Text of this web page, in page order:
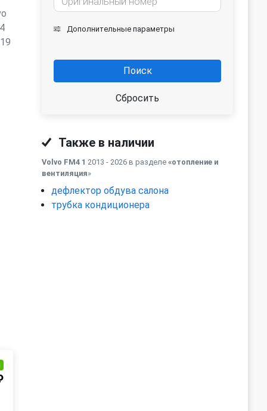
Дополнительные параметры
Поиск
Сбросить
Также в наличии
Volvo FM4 1 2013 - 2026 в разделе «отопление и
вентиляция»
дефлектор обдува салона
трубка кондиционера